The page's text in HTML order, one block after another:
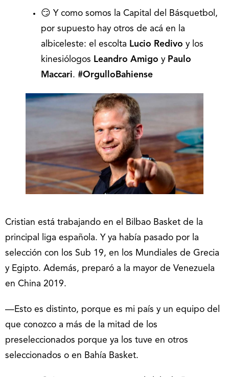
😏 Y como somos la Capital del Básquetbol,
por supuesto hay otros de acá en la
albiceleste: el escolta Lucio Redivo y los
kinesiólogos Leandro Amigo y Paulo
Maccari. #OrgulloBahiense
Cristian está trabajando en el Bilbao Basket de la
principal liga española. Y ya había pasado por la
selección con los Sub 19, en los Mundiales de Grecia
y Egipto. Además, preparó a la mayor de Venezuela
en China 2019.
—Esto es distinto, porque es mi país y un equipo del
que conozco a más de la mitad de los
preseleccionados porque ya los tuve en otros
seleccionados o en Bahía Basket.